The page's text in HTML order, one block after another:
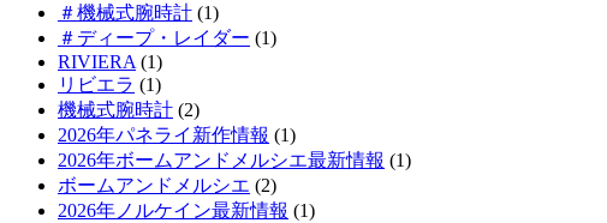
＃機械式腕時計 (1)
＃ディープ・レイダー (1)
RIVIERA (1)
リビエラ (1)
機械式腕時計 (2)
2026年パネライ新作情報 (1)
2026年ボームアンドメルシエ最新情報 (1)
ボームアンドメルシエ (2)
2026年ノルケイン最新情報 (1)